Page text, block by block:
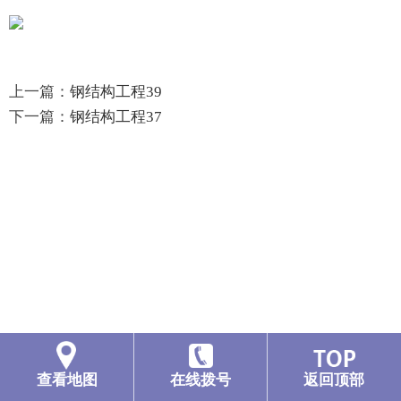
上一篇： 钢结构工程39
下一篇： 钢结构工程37
查看地图 在线拨号 返回顶部